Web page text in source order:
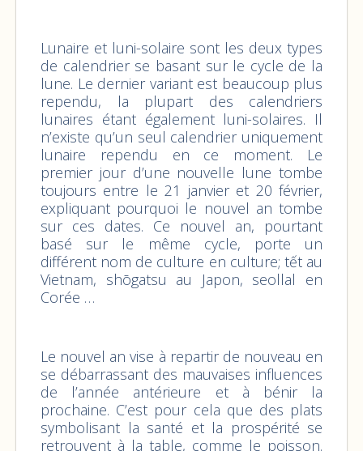
Lunaire et luni-solaire sont les deux types
de calendrier se basant sur le cycle de la
lune. Le dernier variant est beaucoup plus
rependu, la plupart des calendriers
lunaires étant également luni-solaires. Il
n’existe qu’un seul calendrier uniquement
lunaire rependu en ce moment. Le
premier jour d’une nouvelle lune tombe
toujours entre le 21 janvier et 20 février,
expliquant pourquoi le nouvel an tombe
sur ces dates. Ce nouvel an, pourtant
basé sur le même cycle, porte un
différent nom de culture en culture; tết au
Vietnam, shōgatsu au Japon, seollal en
Corée …
Le nouvel an vise à repartir de nouveau en
se débarrassant des mauvaises influences
de l’année antérieure et à bénir la
prochaine. C’est pour cela que des plats
symbolisant la santé et la prospérité se
retrouvent à la table, comme le poisson.